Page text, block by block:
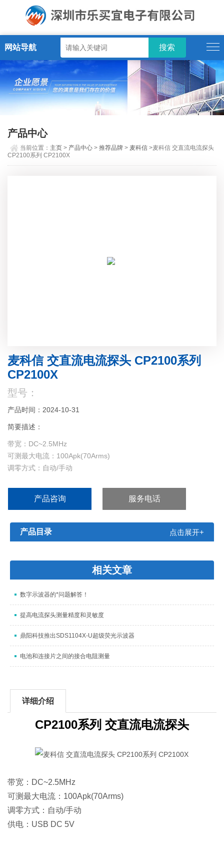
网站导航
产品中心
当前位置： 主页 > 产品中心 >推荐品牌 > 麦科信 >麦科信 交直流电流探头
CP2100系列 CP2100X
麦科信 交直流电流探头 CP2100系列
CP2100X
型号：
产品时间：2024-10-31
简要描述：
带宽：DC~2.5MHz
可测最大电流：100Apk(70Arms)
调零方式：自动/手动
产品咨询 服务电话
产品目录 点击展开+
相关文章
数字示波器的*问题解答！
提高电流探头测量精度和灵敏度
鼎阳科技推出SDS1104X-U超级荧光示波器
电池和连接片之间的接合电阻测量
详细介绍
CP2100系列 交直流电流探头
带宽：DC~2.5MHz
可测最大电流：100Apk(70Arms)
调零方式：自动/手动
供电：USB DC 5V